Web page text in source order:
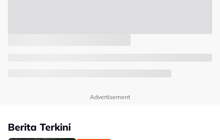
Advertisement
Berita Terkini